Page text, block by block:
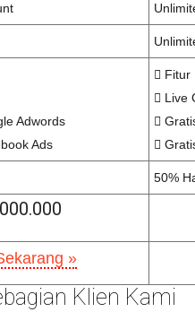
Adwords
Ads
Fitur
Live
50%
»
Klien Kami